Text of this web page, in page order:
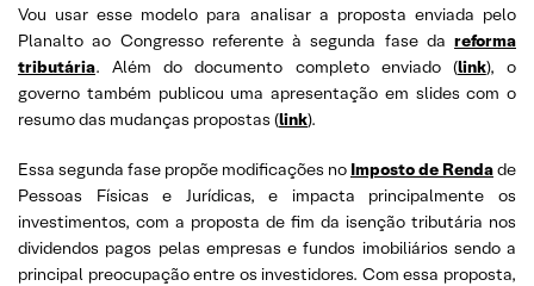
Vou usar esse modelo para analisar a proposta enviada pelo
Planalto ao Congresso referente à segunda fase da reforma
tributária. Além do documento completo enviado (link), o
governo também publicou uma apresentação em slides com o
resumo das mudanças propostas (link).
Essa segunda fase propõe modificações no Imposto de Rendade
Pessoas Físicas e Jurídicas, e impacta principalmente os
investimentos, com a proposta de fim da isenção tributária nos
dividendos pagos pelas empresas e fundos imobiliários sendo a
principal preocupação entre os investidores. Com essa proposta,